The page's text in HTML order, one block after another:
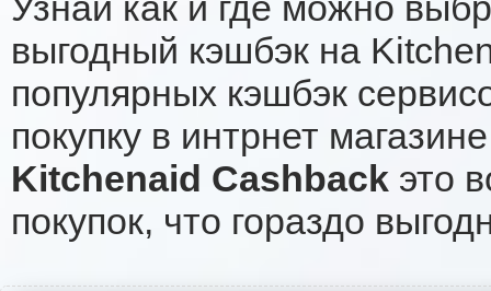
выгодный кэшбэк на
популярных кэшбэк
покупку в интрнет
Kitchenaid Cashback это
покупок, что гораздо